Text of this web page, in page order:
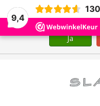
9,4Wij slaan cookies op
Ja